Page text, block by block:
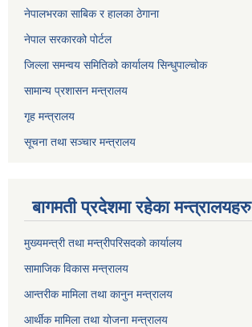
नेपालभरका साबिक र हालका ठेगाना
नेपाल सरकारको पोर्टल
जिल्ला समन्वय समितिको कार्यालय सिन्धुपाल्चोक
सामान्य प्रशासन मन्त्रालय
गृह मन्त्रालय
सूचना तथा सञ्चार मन्त्रालय
बागमती प्रदेशमा रहेका मन्त्रालयहरु
मुख्यमन्त्री तथा मन्त्रीपरिसदको कार्यालय
सामाजिक विकास मन्त्रालय
आन्तरीक मामिला तथा कानुन मन्त्रालय
आर्थीक मामिला तथा योजना मन्त्रालय